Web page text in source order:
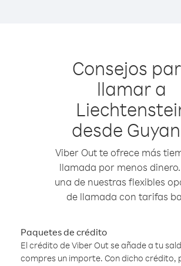
Consejos
llamar a
desde
Viber Out te ofrece más
llamada por menos
una de nuestras flexibles
de llamada con tarifas
Paquetes de crédito
El crédito de Viber Out se añade a tu
compres un importe. Con dicho crédito,